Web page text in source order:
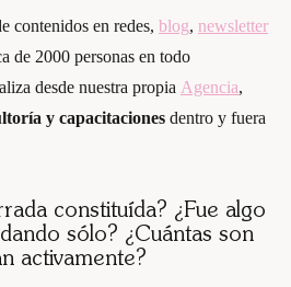
contenidos en redes, blog, newsletter
de 2000 personas en todo
desde nuestra propia Agencia,
y capacitaciones dentro y fuera
constituída? ¿Fue algo
sólo? ¿Cuántas son
activamente?